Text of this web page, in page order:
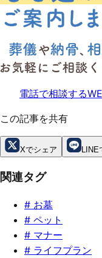
電話で相談する
この記事を共有
Xでシェア LINE
関連タグ
# お墓
# ペット
# マナー
# ライフプラン